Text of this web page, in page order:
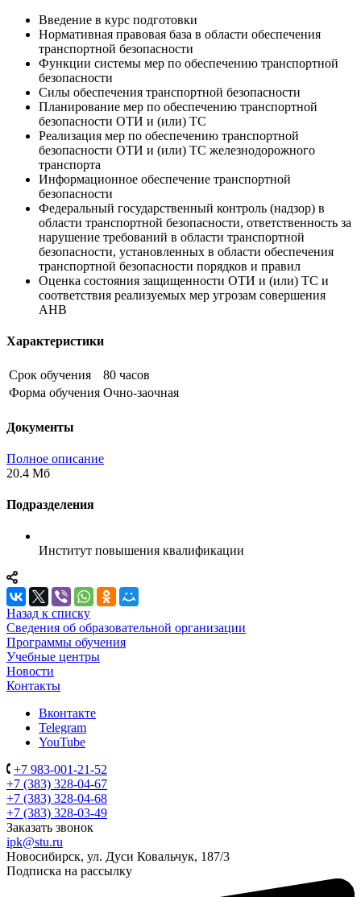
Введение в курс подготовки
Нормативная правовая база в области обеспечения
транспортной безопасности
Функции системы мер по обеспечению транспортной
безопасности
Силы обеспечения транспортной безопасности
Планирование мер по обеспечению транспортной
безопасности ОТИ и (или) ТС
Реализация мер по обеспечению транспортной
безопасности ОТИ и (или) ТС железнодорожного
транспорта
Информационное обеспечение транспортной
безопасности
Федеральный государственный контроль (надзор) в
области транспортной безопасности, ответственность за
нарушение требований в области транспортной
безопасности, установленных в области обеспечения
транспортной безопасности порядков и правил
Оценка состояния защищенности ОТИ и (или) ТС и
соответствия реализуемых мер угрозам совершения
АНВ
Характеристики
Срок обучения
80 часов
Форма обучения Очно-заочная
Документы
Полное описание
20.4 Мб
Подразделения
Институт повышения квалификации
Назад к списку
Сведения об образовательной организации
Программы обучения
Учебные центры
Новости
Контакты
Вконтакте
Telegram
YouTube
+7 983-001-21-52
+7 (383) 328-04-67
+7 (383) 328-04-68
+7 (383) 328-03-49
Заказать звонок
ipk@stu.ru
Новосибирск, ул. Дуси Ковальчук, 187/3
Подписка на рассылку